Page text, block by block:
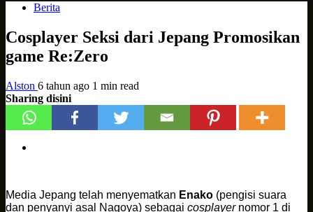
Berita
Cosplayer Seksi dari Jepang Promosikan
game Re:Zero
Alston 6 tahun ago 1 min read
Sharing disini
Media Jepang telah menyematkan Enako (pengisi suara
dan penyanyi asal Nagoya) sebagai cosplayernomor 1 di